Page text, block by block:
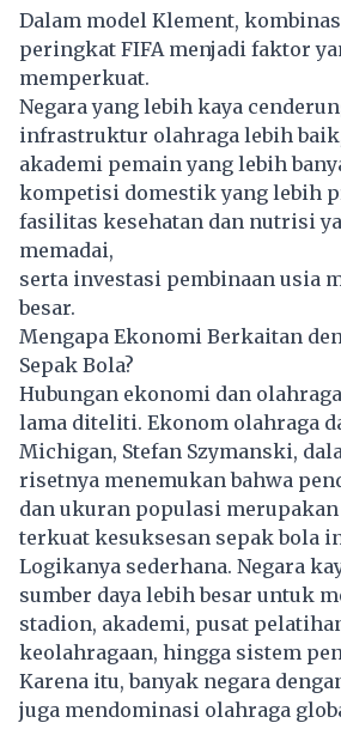
Dalam model Klement,
peringkat FIFA menjadi faktor
memperkuat.
Negara yang lebih kaya
infrastruktur olahraga lebih
akademi pemain yang lebih
kompetisi domestik yang lebih
fasilitas kesehatan dan nutrisi
memadai,
serta investasi pembinaan usia
besar.
Mengapa Ekonomi Berkaitan
Sepak Bola?
Hubungan ekonomi dan
lama diteliti. Ekonom olahraga
Michigan, Stefan Szymanski,
risetnya menemukan bahwa
dan ukuran populasi
terkuat kesuksesan sepak bola
Logikanya sederhana. Negara
sumber daya lebih besar untuk
stadion, akademi, pusat
keolahragaan, hingga sistem
Karena itu, banyak negara
juga mendominasi olahraga